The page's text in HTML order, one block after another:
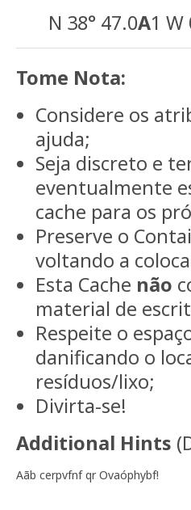
N 38° 47.0A1 W
Tome Nota:
Considere os
ajuda;
Seja discreto e
eventualmente
cache para os
Preserve o
voltando a
Esta Cache não
material de
Respeite o
danificando o
resíduos/lixo;
Divirta-se!
Additional Hints (
Aãb cerpvfnf qr Ovaóphybf!